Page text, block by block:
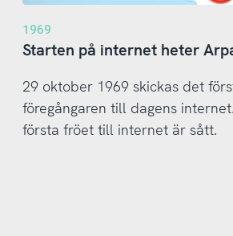
1969
Starten på internet heter
29 oktober 1969 skickas det
föregångaren till dagens
första fröet till internet är sått.